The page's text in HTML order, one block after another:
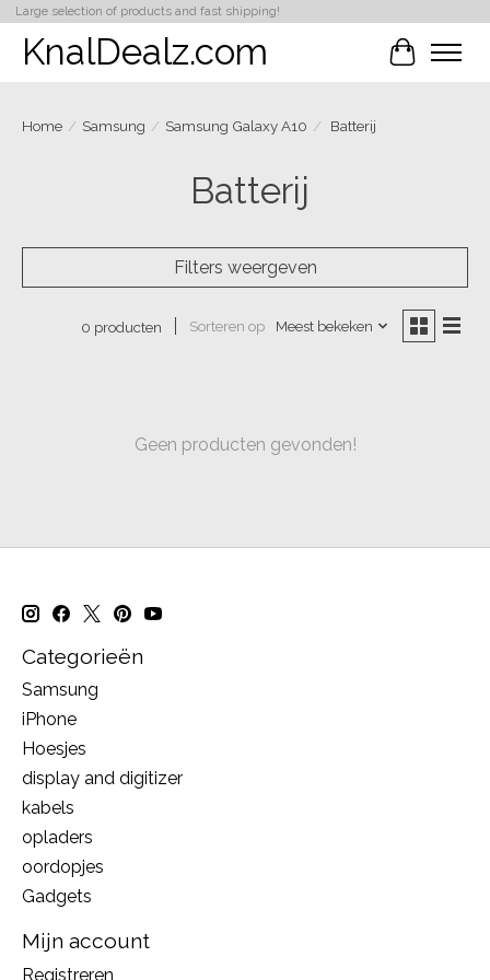
Large selection of products and fast shipping!
KnalDealz.com
Home / Samsung / Samsung Galaxy A10 / Batterij
Batterij
Filters weergeven
0 producten Sorteren op Meest bekeken
Geen producten gevonden!
Categorieën
Samsung
iPhone
Hoesjes
display and digitizer
kabels
opladers
oordopjes
Gadgets
Mijn account
Registreren